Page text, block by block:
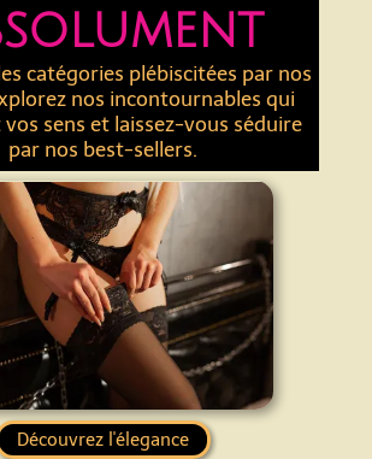
catégories plébiscitées par nos
nos incontournables qui
sens et laissez-vous séduire
par nos best-sellers.
Découvrez l'élegance